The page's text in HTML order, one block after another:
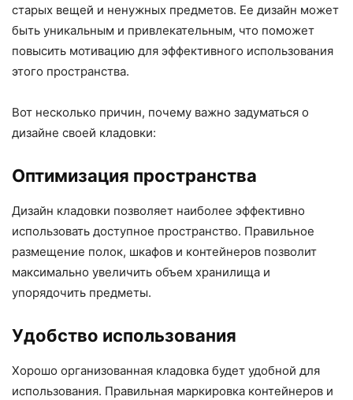
старых вещей и ненужных предметов. Ее дизайн может
быть уникальным и привлекательным, что поможет
повысить мотивацию для эффективного использования
этого пространства.
Вот несколько причин, почему важно задуматься о
дизайне своей кладовки:
Оптимизация пространства
Дизайн кладовки позволяет наиболее эффективно
использовать доступное пространство. Правильное
размещение полок, шкафов и контейнеров позволит
максимально увеличить объем хранилища и
упорядочить предметы.
Удобство использования
Хорошо организованная кладовка будет удобной для
использования. Правильная маркировка контейнеров и